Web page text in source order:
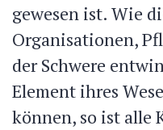
gewesen ist. Wie
Organisationen,
der Schwere
Element ihres
können, so ist alle